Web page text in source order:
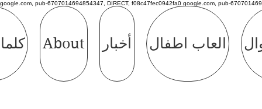
google.com, pub-6707014694854347, DIRECT, f08c47fec0942fa0 google.com, pub-
About أخبار العاب اطفال